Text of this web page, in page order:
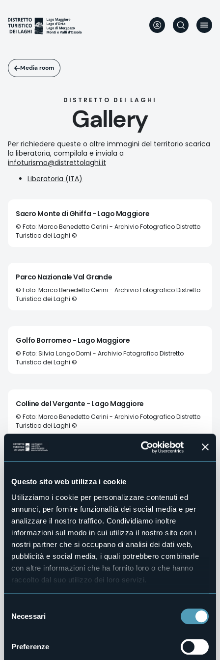
Questo sito web utilizza i cookie
Utilizziamo i cookie per personalizzare contenuti ed
annunci, per fornire funzionalità dei social media e per
analizzare il nostro traffico. Condividiamo inoltre
informazioni sul modo in cui utilizza il nostro sito con i
nostri partner che si occupano di analisi dei dati web,
pubblicità e social media, i quali potrebbero combinarle
con altre informazioni che ha fornito loro o che hanno
raccolto dal suo utilizzo dei loro servizi.
delNecessari
Preferenze
contenuto
principale
Media room
DISTRETTO DEI LAGHI
Gallery
Per richiedere queste o altre immagini del territorio scarica
la liberatoria, compilala e inviala a
infoturismo@distrettolaghi.it
Liberatoria (ITA)
Sacro Monte di Ghiffa - Lago Maggiore
© Foto: Marco Benedetto Cerini - Archivio Fotografico Distretto
Turistico dei Laghi ©
Parco Nazionale Val Grande
© Foto: Marco Benedetto Cerini - Archivio Fotografico Distretto
Turistico dei Laghi ©
Golfo Borromeo - Lago Maggiore
© Foto: Silvia Longo Dorni - Archivio Fotografico Distretto
Turistico dei Laghi ©
Colline del Vergante - Lago Maggiore
© Foto: Marco Benedetto Cerini - Archivio Fotografico Distretto
Turistico dei Laghi ©
© Foto: Archivio Fotografico Distretto Turistico dei Laghi ©
Giardino Alpinia - Mottarone - Lago Maggiore
© Foto: Marco Benedetto Cerini - Archivio Fotografico Distretto
Turistico dei Laghi ©
Isolino San Giovanni - Pallanza - Lago Maggiore
© Foto: Archivio Fotografico Distretto Turistico dei Laghi ©